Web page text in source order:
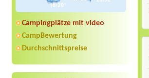
Campingplätze mit video
CampBewertung
Durchschnittspreise